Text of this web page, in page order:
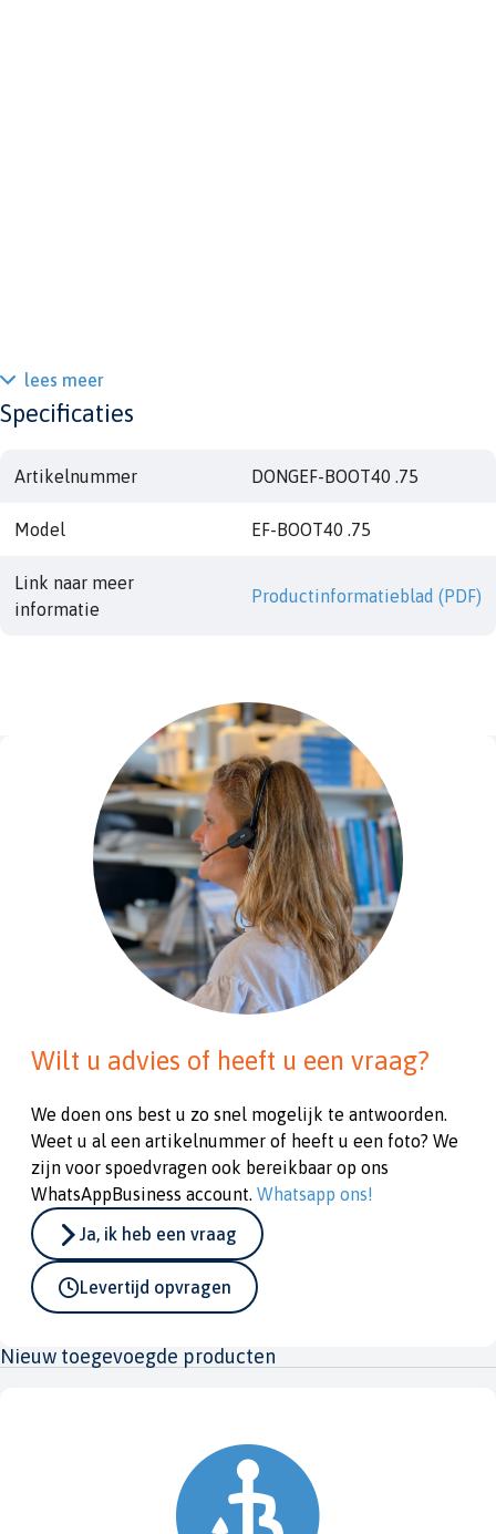
lees meer
Specificaties
Artikelnummer DONGEF-BOOT40 .75
Model EF-BOOT40 .75
Link naar meer
informatie
Productinformatieblad (PDF)
Wilt u advies of heeft u een vraag?
We doen ons best u zo snel mogelijk te antwoorden.
Weet u al een artikelnummer of heeft u een foto? We
zijn voor spoedvragen ook bereikbaar op ons
WhatsAppBusiness account. Whatsapp ons!
Ja, ik heb een vraag
Levertijd opvragen
Nieuw toegevoegde producten